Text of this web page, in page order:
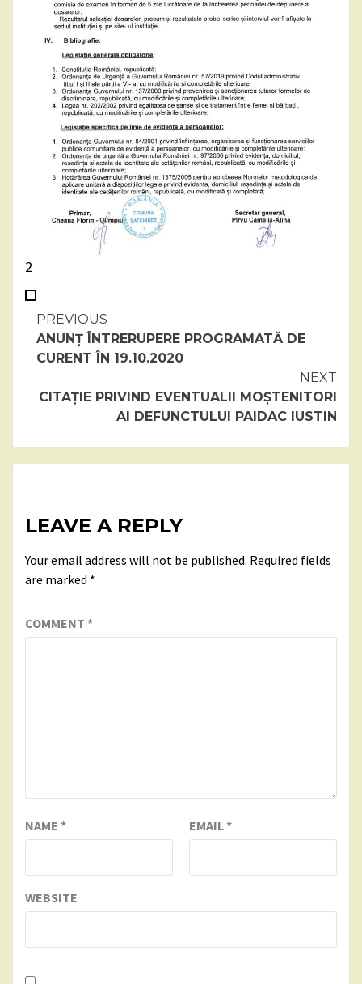
2
Continue
Reading
PREVIOUS
ANUNȚ ÎNTRERUPERE PROGRAMATĂ DE
CURENT ÎN 19.10.2020
NEXT
CITAȚIE PRIVIND EVENTUALII MOȘTENITORI
AI DEFUNCTULUI PAIDAC IUSTIN
LEAVE A REPLY
Your email address will not be published. Required fields
are marked *
COMMENT *
NAME * EMAIL*
WEBSITE